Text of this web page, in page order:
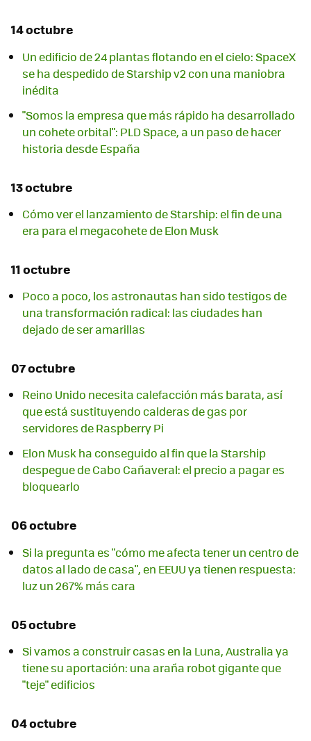
14 octubre
Un edificio de 24 plantas flotando en el cielo: SpaceX
se ha despedido de Starship v2 con una maniobra
inédita
"Somos la empresa que más rápido ha desarrollado
un cohete orbital": PLD Space, a un paso de hacer
historia desde España
13 octubre
Cómo ver el lanzamiento de Starship: el fin de una
era para el megacohete de Elon Musk
11 octubre
Poco a poco, los astronautas han sido testigos de
una transformación radical: las ciudades han
dejado de ser amarillas
07 octubre
Reino Unido necesita calefacción más barata, así
que está sustituyendo calderas de gas por
servidores de Raspberry Pi
Elon Musk ha conseguido al fin que la Starship
despegue de Cabo Cañaveral: el precio a pagar es
bloquearlo
06 octubre
Si la pregunta es "cómo me afecta tener un centro de
datos al lado de casa", en EEUU ya tienen respuesta:
luz un 267% más cara
05 octubre
Si vamos a construir casas en la Luna, Australia ya
tiene su aportación: una araña robot gigante que
"teje" edificios
04 octubre